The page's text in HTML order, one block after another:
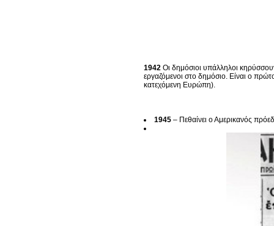
1942 Οι δημόσιοι υπάλληλοι
εργαζόμενοι στο δημόσιο. Είναι ο
κατεχόμενη Ευρώπη).
1945 – Πεθαίνει ο Αμερικανός